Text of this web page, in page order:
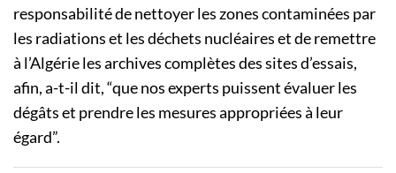
responsabilité de nettoyer les zones contaminées par
les radiations et les déchets nucléaires et de remettre
à l’Algérie les archives complètes des sites d’essais,
afin, a-t-il dit, “que nos experts puissent évaluer les
dégâts et prendre les mesures appropriées à leur
égard”.